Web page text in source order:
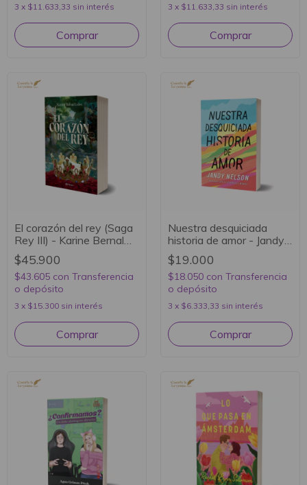
3 x $11.633,33 sin interés 3 x $11.633,33 sin interés
El corazón del rey (Saga
Rey III) - Karine Bernal
Lobo
$45.900
$43.605 con Transferencia
o depósito
3 x $15.300 sin interés
Nuestra desquiciada
historia de amor - Jandy
Nelson
$19.000
$18.050 con Transferencia
o depósito
3 x $6.333,33 sin interés